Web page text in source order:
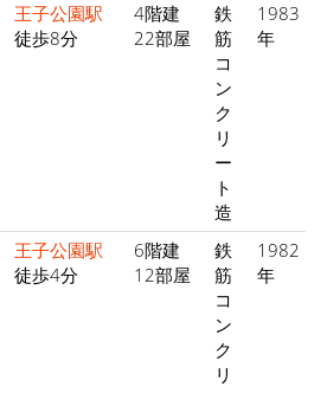
王子公園駅
徒歩8分
4階建
22部屋
鉄
筋
コ
ン
ク
リ
ー
ト
造
1983
年
王子公園駅
徒歩4分
6階建
12部屋
鉄
筋
コ
ン
ク
リ
1982
年